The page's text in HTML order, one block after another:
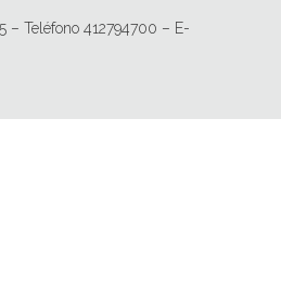
– Teléfono 412794700 – E-